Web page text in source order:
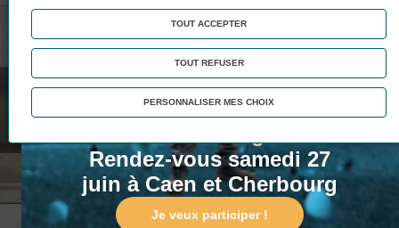
Portes Ouvertes !
Matinée Portes Ouvertes :
Rendez-vous samedi 27
juin à Caen et Cherbourg
Je veux participer !
TOUT ACCEPTER
TOUT REFUSER
PERSONNALISER MES CHOIX